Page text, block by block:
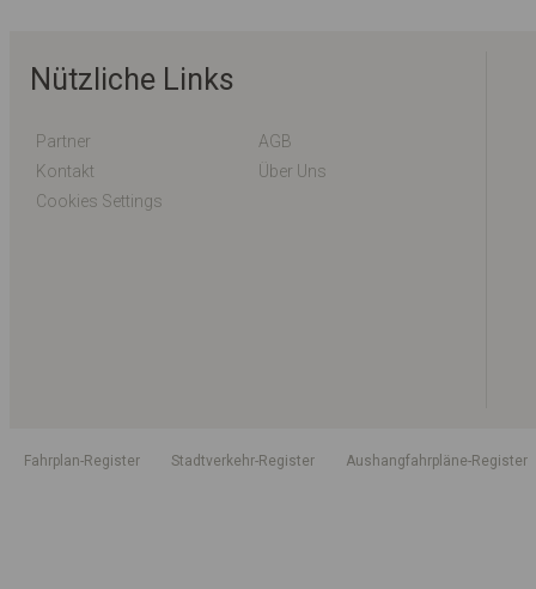
Nützliche Links
Partner
AGB
Kontakt
Über Uns
Cookies Settings
Fahrplan-Register Stadtverkehr-Register Aushangfahrpläne-Register